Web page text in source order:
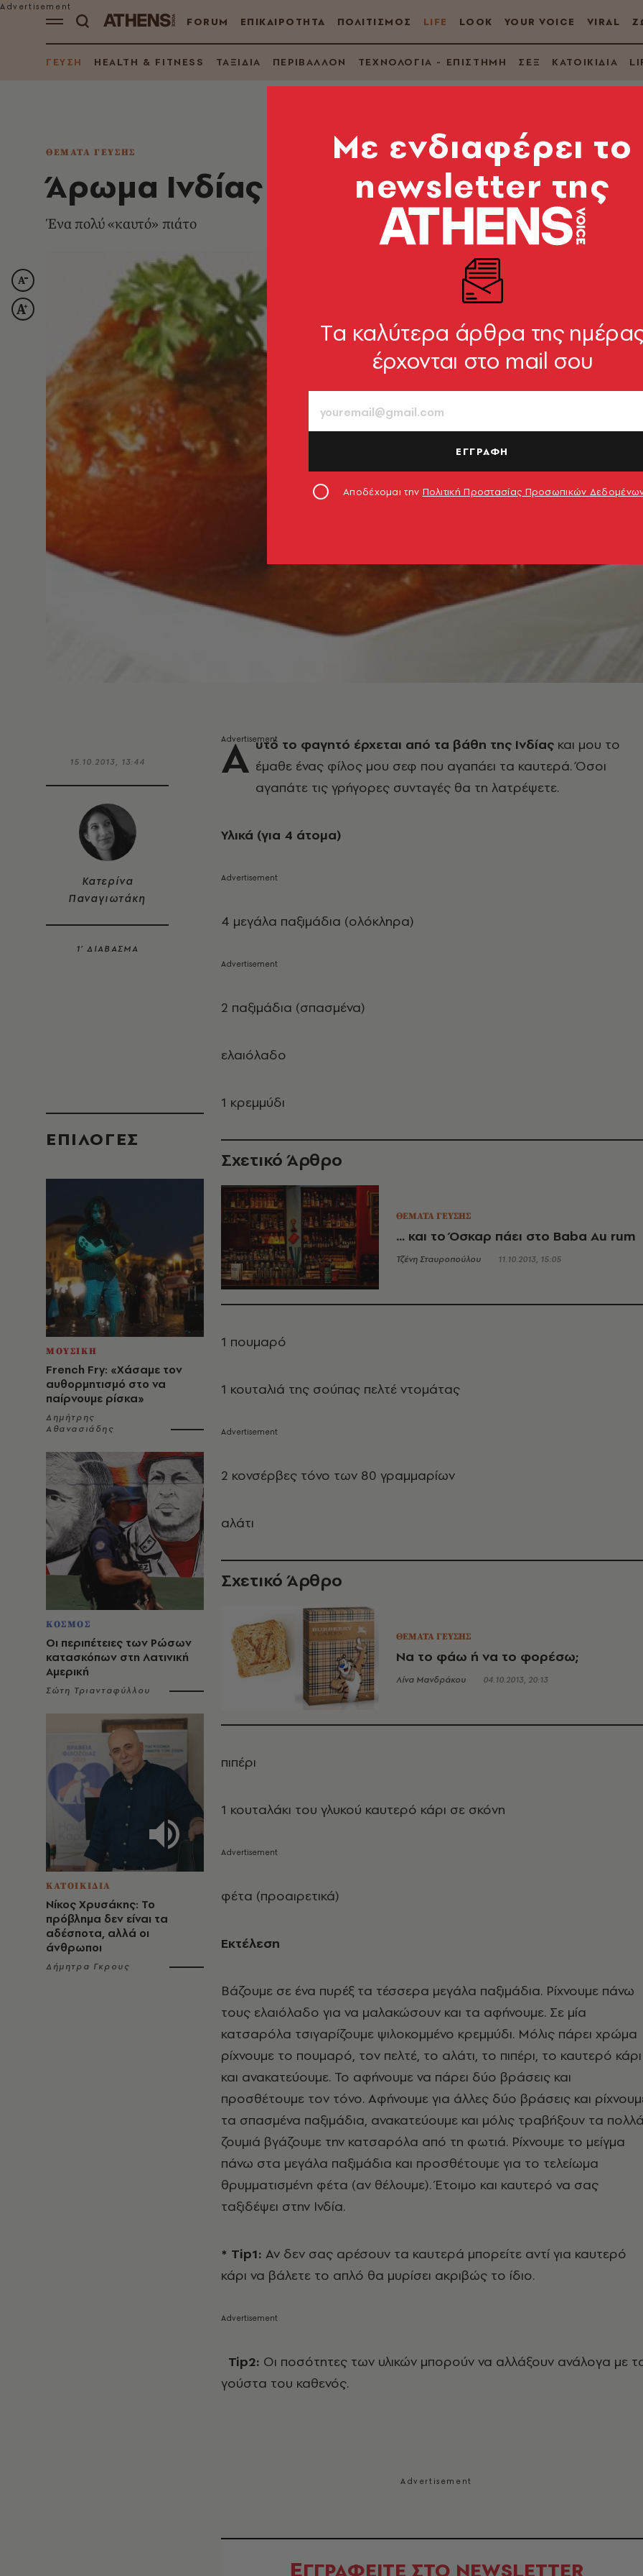
FORUM ΕΠΙΚΑΙΡΟΤΗΤΑ ΠΟΛΙΤΙΣΜΟΣ LIFE LOOK YOUR VOICE VIRAL
ΓΕΥΣΗ HEALTH & FITNESS ΤΑΞΙΔΙΑ ΠΕΡΙΒΑΛΛΟΝ ΤΕΧΝΟΛΟΓΙΑ - ΕΠΙΣΤΗΜΗ ΣΕΞ ΚΑΤΟΙΚΙΔΙΑ
ΘΕΜΑΤΑ ΓΕΥΣΗΣ
Άρωμα Ινδίας
Ένα πολύ «καυτό» πιάτο
15.10.2013, 13:44
Κατερίνα
Παναγιωτάκη
1’ ΔΙΑΒΑΣΜΑ
EΠΙΛΟΓΈΣ
ΜΟΥΣΙΚΗ
French Fry: «Χάσαμε τον
αυθορμητισμό στο να
παίρνουμε ρίσκα»
Δημήτρης
Αθανασιάδης
ΚΟΣΜΟΣ
Οι περιπέτειες των Ρώσων
κατασκόπων στη Λατινική
Αμερική
Σώτη Τριανταφύλλου
ΚΑΤΟΙΚΙΔΙΑ
Νίκος Χρυσάκης: Το
πρόβλημα δεν είναι τα
αδέσποτα, αλλά οι
άνθρωποι
Δήμητρα Γκρους
Α υτό το φαγητό έρχεται από τα βάθη της Ινδίας και μου το
έμαθε ένας φίλος μου σεφ που αγαπάει τα καυτερά. Όσοι
αγαπάτε τις γρήγορες συνταγές θα τη λατρέψετε.
Υλικά (για 4 άτομα)
4 μεγάλα παξιμάδια (ολόκληρα)
2 παξιμάδια (σπασμένα)
ελαιόλαδο
1 κρεμμύδι
Σχετικό Άρθρο
ΘΕΜΑΤΑ ΓΕΥΣΗΣ
... και το Όσκαρ πάει στο Βaba Au rum
Τζένη Σταυροπούλου 11.10.2013, 15:05
1 πουμαρό
1 κουταλιά της σούπας πελτέ ντομάτας
2 κονσέρβες τόνο των 80 γραμμαρίων
αλάτι
Σχετικό Άρθρο
ΘΕΜΑΤΑ ΓΕΥΣΗΣ
Να το φάω ή να το φορέσω;
Λίνα Μανδράκου 04.10.2013, 20:13
πιπέρι
1 κουταλάκι του γλυκού καυτερό κάρι σε σκόνη
φέτα (προαιρετικά)
Εκτέλεση
Βάζουμε σε ένα πυρέξ τα τέσσερα μεγάλα παξιμάδια. Ρίχνουμε πάνω
τους ελαιόλαδο για να μαλακώσουν και τα αφήνουμε. Σε μία
κατσαρόλα τσιγαρίζουμε ψιλοκομμένο κρεμμύδι. Μόλις πάρει χρώμα
ρίχνουμε το πουμαρό, τον πελτέ, το αλάτι, το πιπέρι, το καυτερό κάρι
και ανακατεύουμε. Το αφήνουμε να πάρει δύο βράσεις και
προσθέτουμε τον τόνο. Αφήνουμε για άλλες δύο βράσεις και
τα σπασμένα παξιμάδια, ανακατεύουμε και μόλις τραβήξουν τα
ζουμιά βγάζουμε την κατσαρόλα από τη φωτιά. Ρίχνουμε το μείγμα
πάνω στα μεγάλα παξιμάδια και προσθέτουμε για το τελείωμα
θρυμματισμένη φέτα (αν θέλουμε). Έτοιμο και καυτερό να σας
ταξιδέψει στην Ινδία.
* Τip1: Αν δεν σας αρέσουν τα καυτερά μπορείτε αντί για καυτερό
κάρι να βάλετε το απλό θα μυρίσει ακριβώς το ίδιο.
Tip2: Οι ποσότητες των υλικών μπορούν να αλλάξουν ανάλογα με
γούστα του καθενός.
ΕΓΓΡΑΦΕΙΤΕ ΣΤΟ NEWSLETTER
Mε ενδιαφέρει το
newsletter της
Tα καλύτερα άρθρα της
έρχονται στο mail σου
ΕΓΓΡΑΦΗ
Αποδέχομαι την Πολιτική Προστασίας Προσωπικών